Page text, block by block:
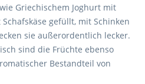
Griechischem Joghurt mit
gefüllt, mit Schinken
sie außerordentlich lecker.
sind die Früchte ebenso
Bestandteil von